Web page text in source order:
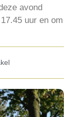
avond
uur en om